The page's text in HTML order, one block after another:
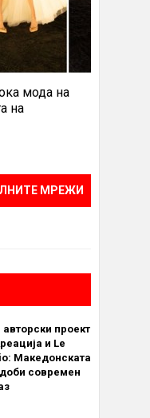
мода на
на
МРЕЖИ
проект
и Le
Македонската
современ